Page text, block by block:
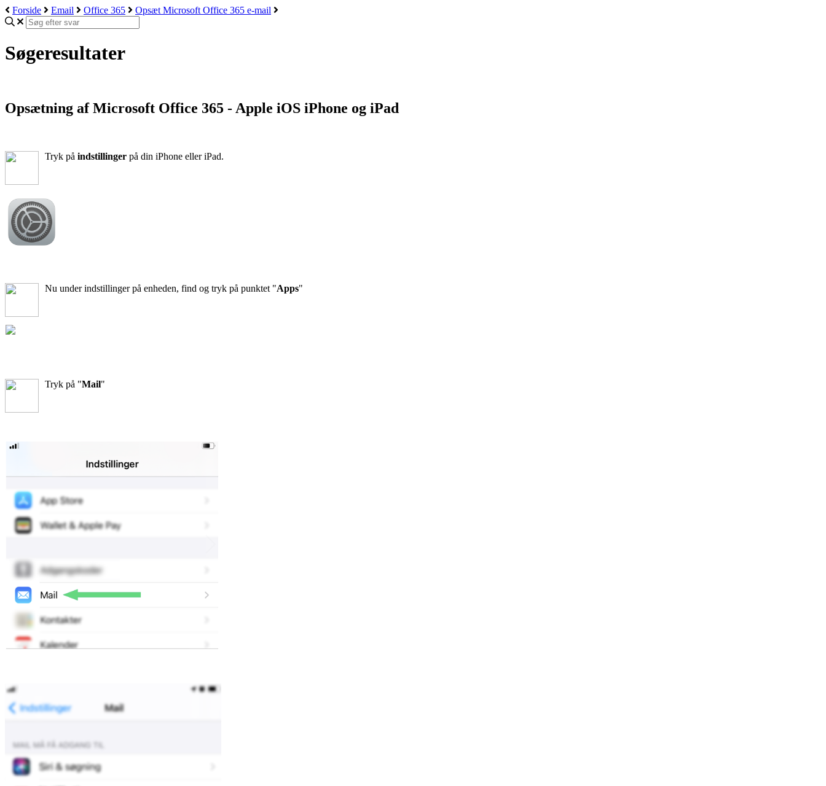
Forside Email Office 365 Opsæt Microsoft Office 365 e-mail
Søgeresultater
Opsætning af Microsoft Office 365 - Apple iOS iPhone og iPad
Tryk på indstillinger på din iPhone eller iPad.
Nu under indstillinger på enheden, find og tryk på punktet "Apps"
Tryk på "Mail"